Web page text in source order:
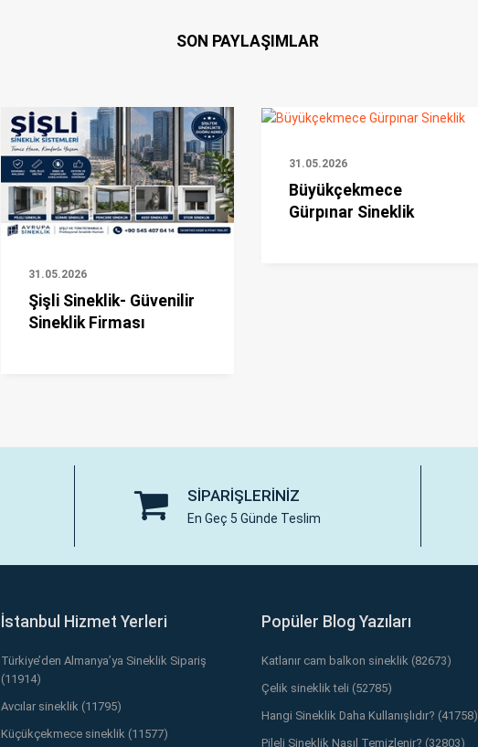
SON PAYLAŞIMLAR
31.05.2026
Şişli Sineklik- Güvenilir
Sineklik Firması
31.05.2026
Büyükçekmece
Gürpınar Sineklik
SIPARIŞLERINIZ
En Geç 5 Günde Teslim
İstanbul Hizmet Yerleri
Türkiye’den Almanya’ya Sineklik Sipariş
(11914)
Avcılar sineklik (11795)
Küçükçekmece sineklik (11577)
Popüler Blog Yazıları
Katlanır cam balkon sineklik (82673)
Çelik sineklik teli (52785)
Hangi Sineklik Daha Kullanışlıdır? (41758)
Pileli Sineklik Nasıl Temizlenir? (32803)